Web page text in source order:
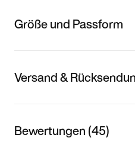
Größe und Passform
Versand &
Bewertungen (45)